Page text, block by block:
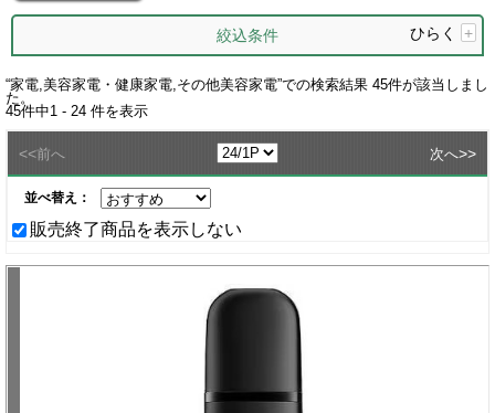
絞込条件 ひらく +
“家電,美容家電・健康家電,その他美容家電”での検索結果 45件が該当しまし
た。
45件中1 - 24 件を表示
<<前へ 次へ>>
並べ替え：
販売終了商品を表示しない